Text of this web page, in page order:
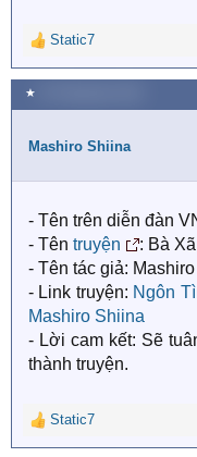
R
e
a
c
i
n
:
Static7
★
Mashiro Shiina
- Tên trên diễn đàn
- Tên truyện
: Bà
- Tên tác giả:
- Link truyện: Ngôn
Mashiro Shiina
- Lời cam kết: Sẽ
thành truyện.
R
e
Static7